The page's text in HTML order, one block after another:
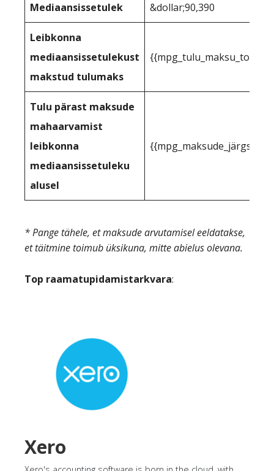
Mediaansissetulek &dollar;90,390
Leibkonna
mediaansissetulekust
makstud tulumaks
Tulu pärast maksude
mahaarvamist
leibkonna
mediaansissetuleku
alusel
* Pange tähele, et maksude arvutamisel eeldatakse,
et täitmine toimub üksikuna, mitte abielus olevana.
Top raamatupidamistarkvara:
Xero